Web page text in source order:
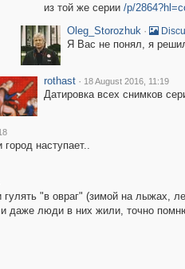
из той же серии /p/
Oleg_Storozhuk ·
Я Вас не понял, я
rothast · 18 August 2016, 11:19
Датировка всех снимков
наступает..
"в овраг" (зимой на лыжах,
даже люди в них жили, точно